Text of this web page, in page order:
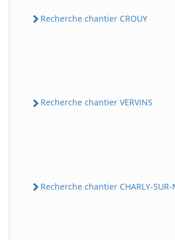
Recherche chantier CROUY
Recherche chantier VERVINS
Recherche chantier CHARLY-SUR-